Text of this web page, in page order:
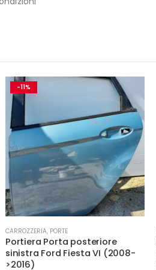
-11%
CARROZZERIA, PORTE
Portiera Porta posteriore
sinistra Ford Fiesta VI (2008-
>2016)